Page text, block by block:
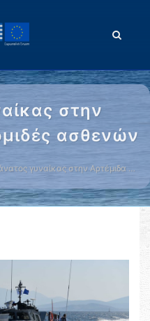
στην
ασθενών
γυναίκας στην Αρτέμιδα …